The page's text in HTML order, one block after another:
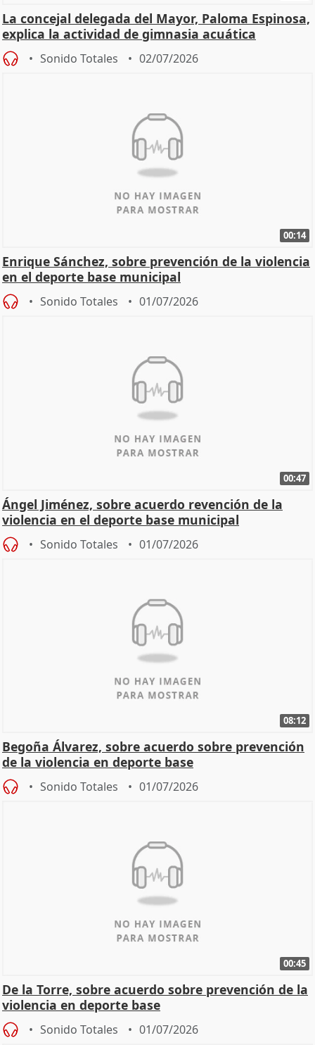
La concejal delegada del Mayor, Paloma Espinosa,
explica la actividad de gimnasia acuática
Sonido Totales 02/07/2026
00:14
Enrique Sánchez, sobre prevención de la violencia
en el deporte base municipal
Sonido Totales 01/07/2026
00:47
Ángel Jiménez, sobre acuerdo revención de la
violencia en el deporte base municipal
Sonido Totales 01/07/2026
08:12
Begoña Álvarez, sobre acuerdo sobre prevención
de la violencia en deporte base
Sonido Totales 01/07/2026
00:45
De la Torre, sobre acuerdo sobre prevención de la
violencia en deporte base
Sonido Totales 01/07/2026